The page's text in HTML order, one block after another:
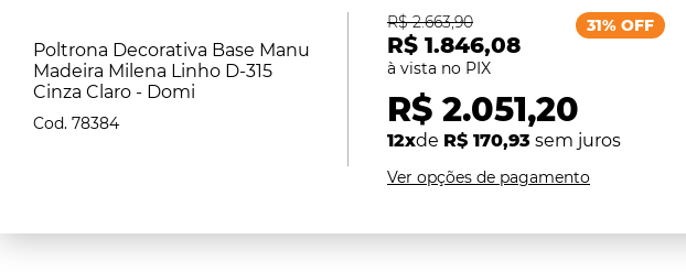
Poltrona Decorativa Base Manu
Madeira Milena Linho D-315
Cinza Claro - Domi
78384
R$ 1.846,08
R$ 2.663,90
R$ 2.051,20
12xde R$ 170,93 sem juros
31% OFF
Ver opções de pagamento